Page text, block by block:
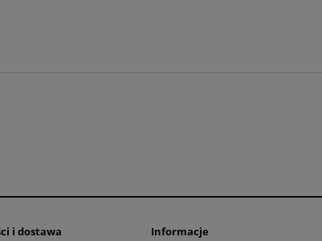
i dostawa Informacje